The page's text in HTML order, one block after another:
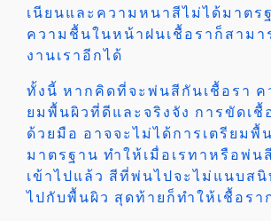
เนียนและความหนาสีไม่ได้มาตร
ความชื้นในหน้าฝนเชื้อราก็สามา
งานเราอีกได้
ทั้งนี้ หากคิดที่จะพ่นสีกันเชื้อรา ค
ยมพื้นผิวที่ดีและจริงจัง การขัดเชื้
ด้วยมือ อาจจะไม่ได้การเตรียมพื้
มาตรฐาน ทำให้เมื่อเรทาหรือพ่น
เข้าไปแล้ว สีที่พ่นไปจะไม่แนบสนิ
ไปกับพื้นผิว สุดท้ายก็ทำให้เชื้อรา